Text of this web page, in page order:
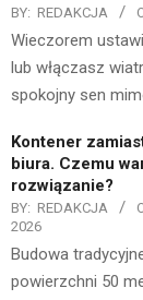
BY: REDAKCJA
Wieczorem
lub włączasz
spokojny sen
Kontener
biura. Czemu
rozwiązanie?
BY: REDAKCJA
2026
Budowa
powierzchni 50